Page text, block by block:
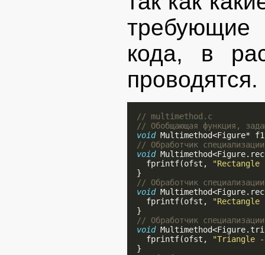
требующие
кода, в
проводятся.
// multimethod.c
// Обобщающая функция,
void Multimethod<Figure*
// Обработчик
void
    fprintf(ofst,
"Rectangle
  }
// Обработчик
void
    fprintf(ofst,
  }
// Обработчик
void
    fprintf(ofst,
"Triangle -
  }